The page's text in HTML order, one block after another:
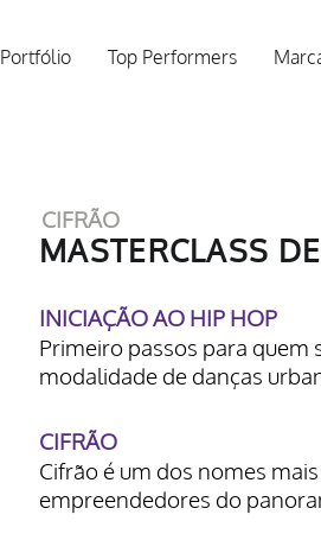
Portfólio Top Performers
MASTERCLASS
CIFRÃO
INICIAÇÃO AO HIP HOP
Primeiro passos para quem
modalidade de danças
CIFRÃO
Cifrão é um dos nomes
empreendedores do